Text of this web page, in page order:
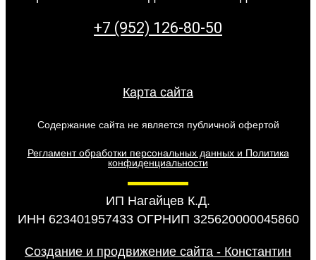
+7 (952) 126-80-50
Карта сайта
Содержание сайта не является публичной офертой
Регламент обработки персональных данных и Политика
конфиденциальности
ИП Нагайцев К.Д.
ИНН 623401957433 ОГРНИП 325620000045860
Создание и продвижение сайта - Константин